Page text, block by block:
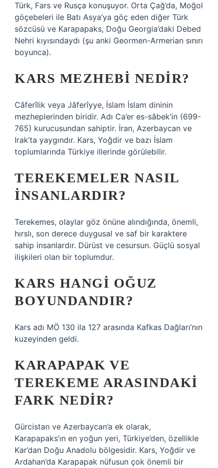
Türk, Fars ve Rusça konuşuyor. Orta Çağ’da, Moğol
göçebeleri ile Batı Asya’ya göç eden diğer Türk
sözcüsü ve Karapapaks, Doğu Georgia’daki Debed
Nehri kıyısındaydı (şu anki Geormen-Armerian sınırı
boyunca).
KARS MEZHEBI NEDIR?
Câferîlik veya Jâferîyye, İslam İslam dininin
mezheplerinden biridir. Adı Ca’er es-sâbek’in (699-
765) kurucusundan sahiptir. İran, Azerbaycan ve
Irak’ta yaygındır. Kars, Yoğdir ve bazı İslam
toplumlarında Türkiye illerinde görülebilir.
TEREKEMELER NASIL
INSANLARDIR?
Terekemes, olaylar göz önüne alındığında, önemli,
hırslı, son derece duygusal ve saf bir karaktere
sahip insanlardır. Dürüst ve cesursun. Güçlü sosyal
ilişkileri olan bir toplumdur.
KARS HANGI OĞUZ
BOYUNDANDIR?
Kars adı MÖ 130 ila 127 arasında Kafkas Dağları’nın
kuzeyinden geldi.
KARAPAPAK VE
TEREKEME ARASINDAKI
FARK NEDIR?
Gürcistan ve Azerbaycan’a ek olarak,
Karapapaks’ın en yoğun yeri, Türkiye’den, özellikle
Kar’dan Doğu Anadolu bölgesidir. Kars, Yoğdir ve
Ardahan’da Karapapak nüfusun çok önemli bir